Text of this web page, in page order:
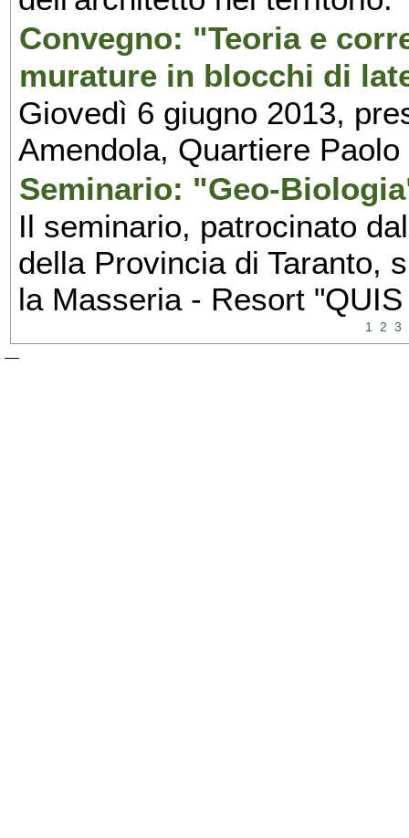
Convegno: "Teoria e
murature in blocchi di
Giovedì 6 giugno 2013,
Amendola, Quartiere Paolo
Seminario: "Geo-
Il seminario, patrocinato
della Provincia di Taranto,
la Masseria - Resort
1 2 3